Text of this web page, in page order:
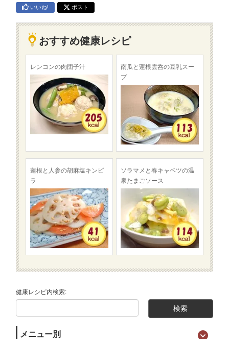
いいね! ポスト
おすすめ健康レシピ
レンコンの肉団子汁
南瓜と蓮根雲呑の豆乳スー
プ
蓮根と人参の胡麻塩キンピ
ラ
ソラマメと春キャベツの温
泉たまごソース
健康レシピ内検索:
メニュー別